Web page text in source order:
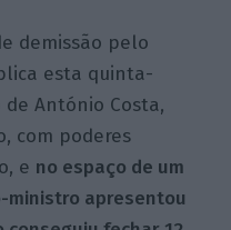
demissão pelo
esta quinta-
António Costa,
com poderes
e no espaço de um
ministro apresentou